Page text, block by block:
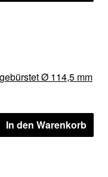
Ø 114,5 mm
In den Warenkorb